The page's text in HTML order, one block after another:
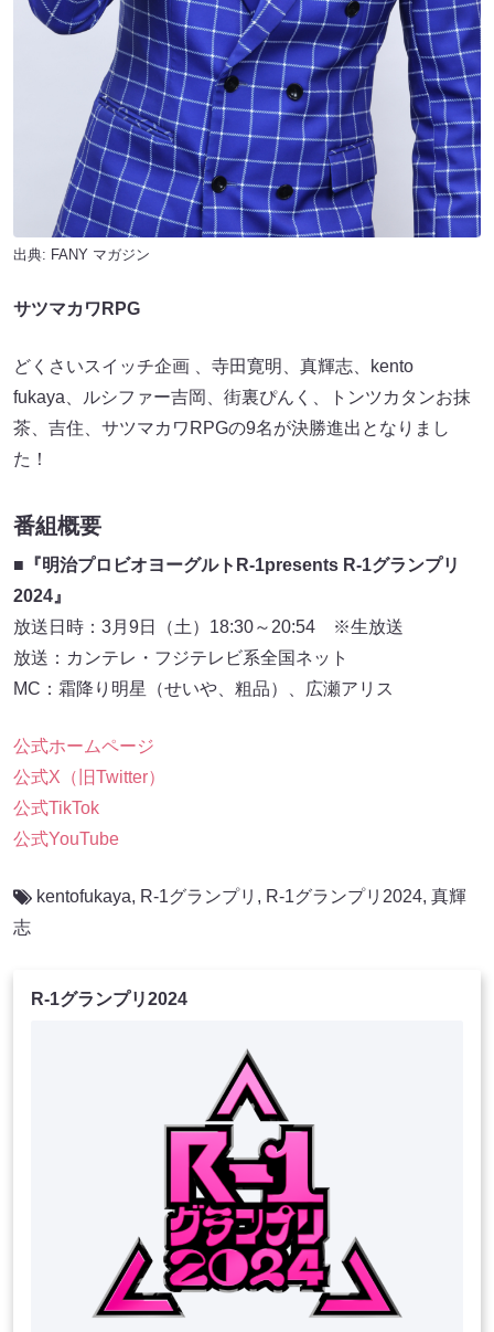
出典: FANY マガジン
サツマカワRPG
どくさいスイッチ企画 、寺田寛明、真輝志、kento
fukaya、ルシファー吉岡、街裏ぴんく、トンツカタンお抹
茶、吉住、サツマカワRPGの9名が決勝進出となりまし
た！
番組概要
■『明治プロビオヨーグルトR-1presents R-1グランプリ
2024』
放送日時：3月9日（土）18:30～20:54 ※生放送
放送：カンテレ・フジテレビ系全国ネット
MC：霜降り明星（せいや、粗品）、広瀬アリス
公式ホームページ
公式X（旧Twitter）
公式TikTok
公式YouTube
kentofukaya, R-1グランプリ , R-1グランプリ2024, 真輝
志
R-1グランプリ2024